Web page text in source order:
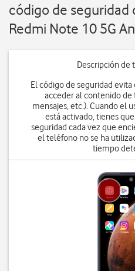
código de seguridad
Redmi Note 10 5G
Descripción de
El código de seguridad
acceder al contenido
mensajes, etc.). Cuando el
está activado, tienes
seguridad cada vez que
el teléfono no se ha
tiempo